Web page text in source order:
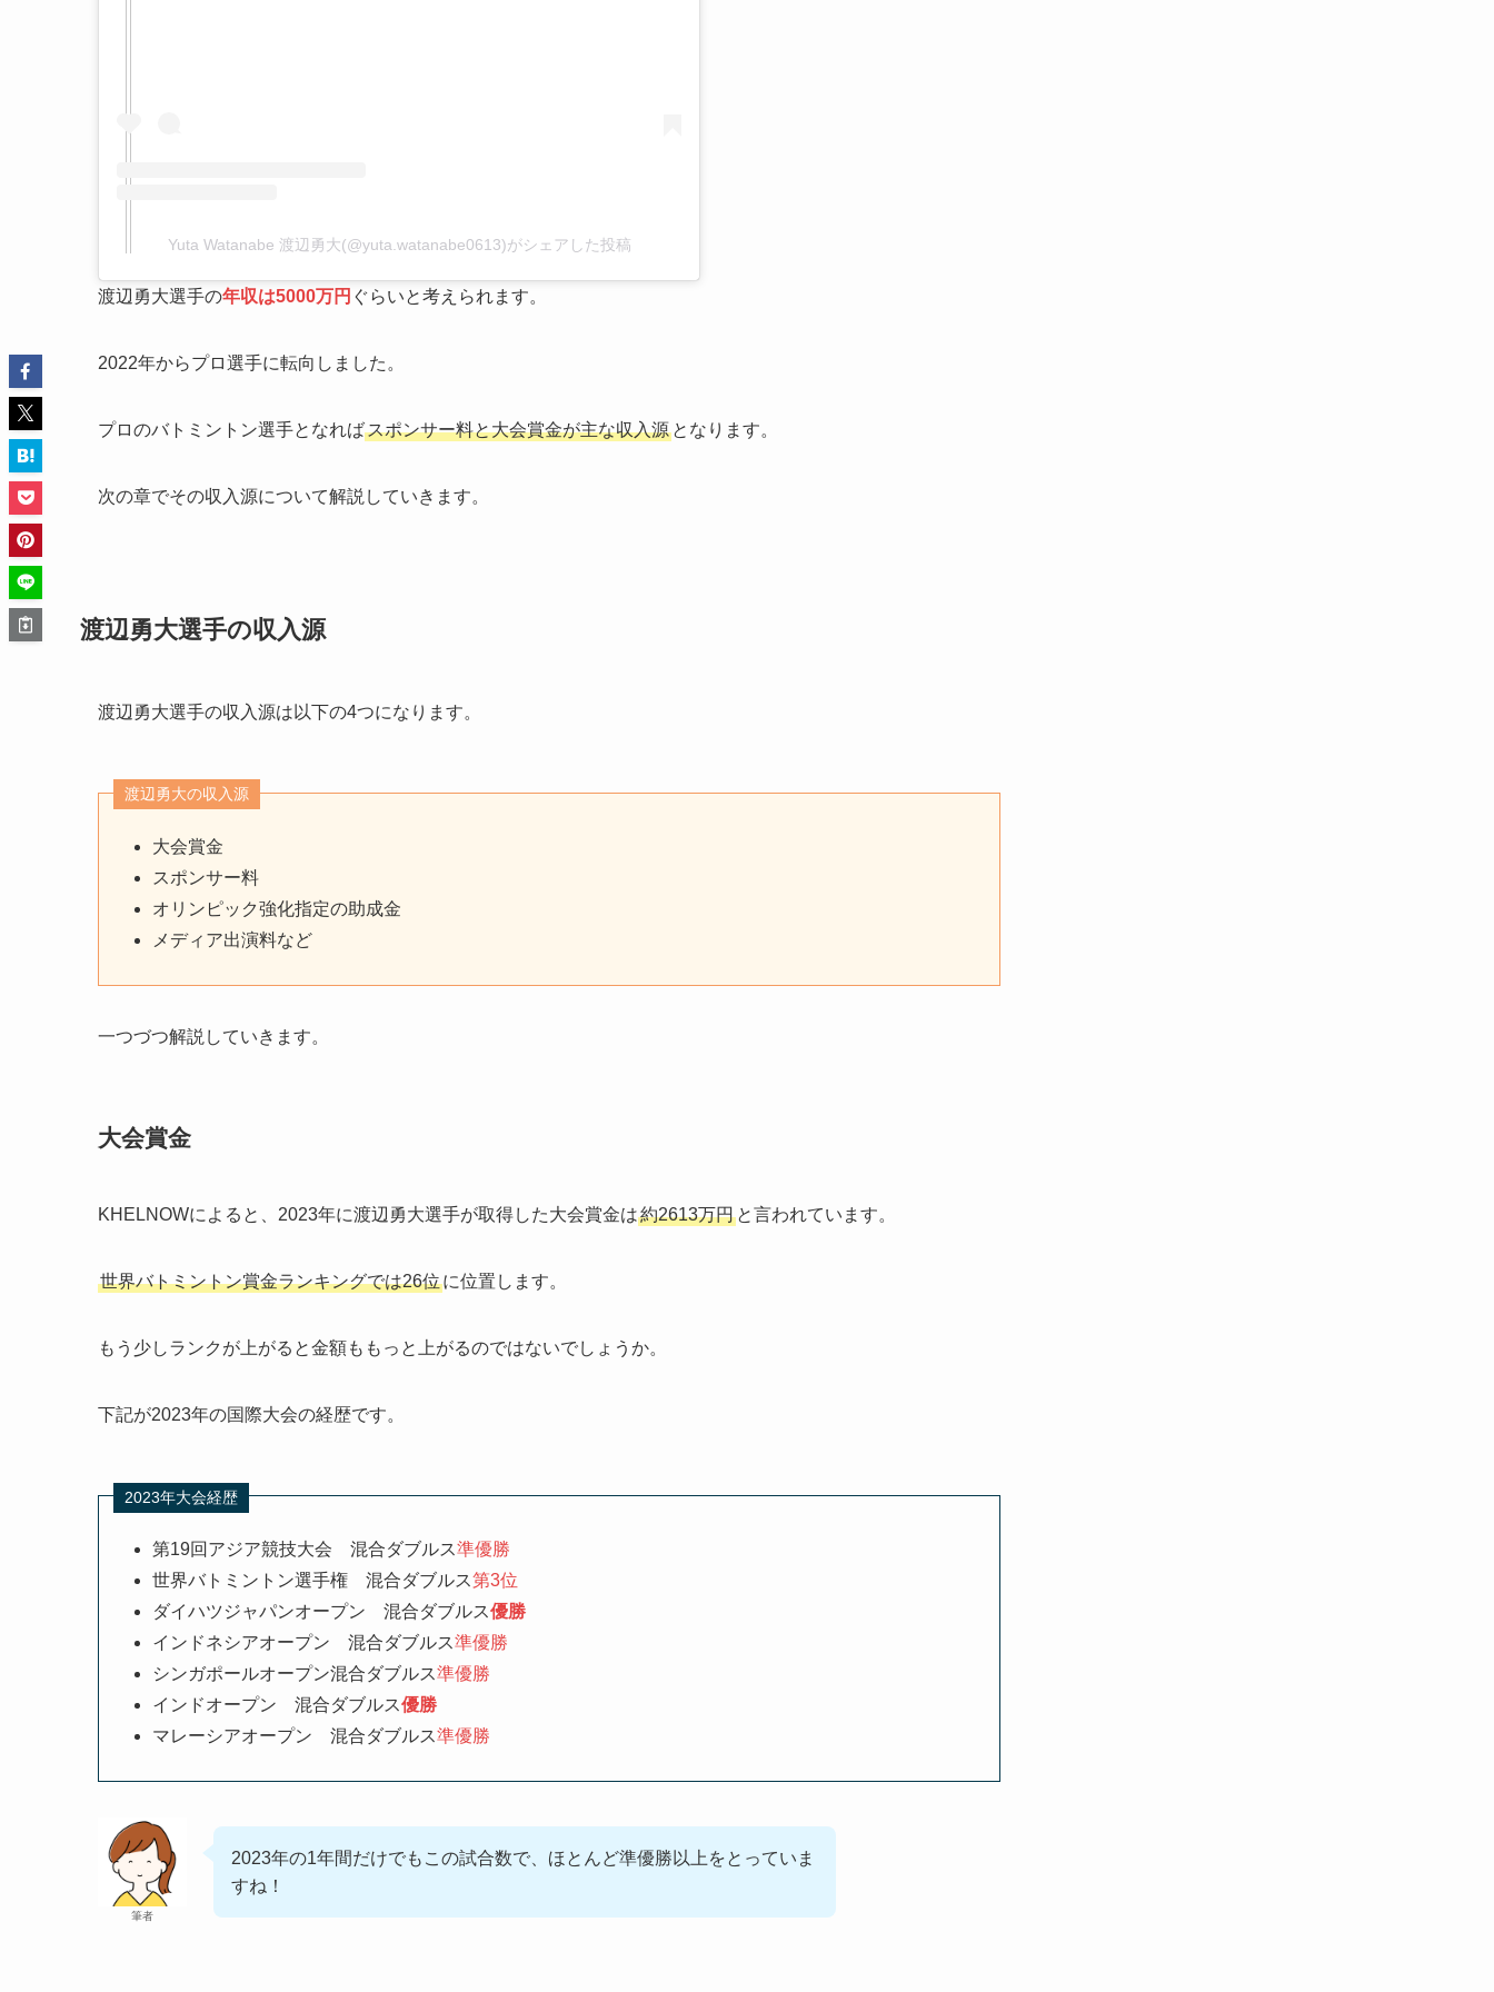
Yuta Watanabe 渡辺勇大(@yuta.watanabe0613)がシェアした投稿
渡辺勇大選手の年収は5000万円 ぐらいと考えられます。
2022年からプロ選手に転向しました。
プロのバトミントン選手となればスポンサー料と大会賞金が主な収入源 となります。
次の章でその収入源について解説していきます。
渡辺勇大選手の収入源
渡辺勇大選手の収入源は以下の4つになります。
渡辺勇大の収入源
大会賞金
スポンサー料
オリンピック強化指定の助成金
メディア出演料など
一つづつ解説していきます。
大会賞金
KHELNOWによると、2023年に渡辺勇大選手が取得した大会賞金は約2613万円 と言われています。
世界バトミントン賞金ランキングでは26位に位置します。
もう少しランクが上がると金額ももっと上がるのではないでしょうか。
下記が2023年の国際大会の経歴です。
2023年大会経歴
第19回アジア競技大会 混合ダブルス準優勝
世界バトミントン選手権 混合ダブルス第3位
ダイハツジャパンオープン 混合ダブルス優勝
インドネシアオープン 混合ダブルス準優勝
シンガポールオープン混合ダブルス準優勝
インドオープン 混合ダブルス優勝
マレーシアオープン 混合ダブルス準優勝
筆者
2023年の1年間だけでもこの試合数で、ほとんど準優勝以上をとっていま
すね！